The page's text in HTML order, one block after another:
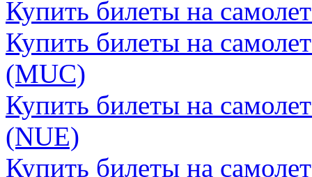
Купить билеты на
Купить билеты на
(MUC)
Купить билеты на
(NUE)
Купить билеты на